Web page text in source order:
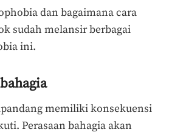
dan bagaimana cara
sudah melansir berbagai
ini.
memiliki konsekuensi
Perasaan bahagia akan